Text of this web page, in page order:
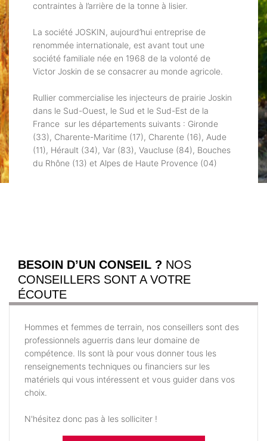
contraintes à l’arrière de la tonne à lisier.
La société JOSKIN, aujourd’hui entreprise de
renommée internationale, est avant tout une
société familiale née en 1968 de la volonté de
Victor Joskin de se consacrer au monde agricole.
Rullier commercialise les injecteurs de prairie Joskin
dans le Sud-Ouest, le Sud et le Sud-Est de la
France sur les départements suivants : Gironde
(33), Charente-Maritime (17), Charente (16), Aude
(11), Hérault (34), Var (83), Vaucluse (84), Bouches
du Rhône (13) et Alpes de Haute Provence (04)
BESOIN D’UN CONSEIL ? NOS
CONSEILLERS SONT A VOTRE
ÉCOUTE
Hommes et femmes de terrain, nos conseillers sont des
professionnels aguerris dans leur domaine de
compétence. Ils sont là pour vous donner tous les
renseignements techniques ou financiers sur les
matériels qui vous intéressent et vous guider dans vos
choix.
N'hésitez donc pas à les solliciter !